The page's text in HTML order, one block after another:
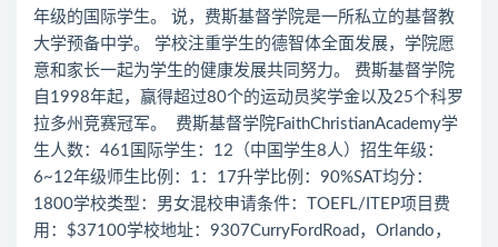
年级的国际学生。 说，费斯基督学院是一所私立的基督教
大学预备中学。 学校注重学生的德智体全面发展，学院愿
意和家长一起为学生的健康发展共同努力。 费斯基督学院
自1998年起，赢得超过80个的运动员奖学金以及25个科罗
拉多州竞赛冠军。 费斯基督学院FaithChristianAcademy学
生人数：461国际学生：12（中国学生8人）招生年级：
6~12年级师生比例：1：17升学比例：90%SAT均分：
1800学校类型：男女混校申请条件：TOEFL/ITEP项目费
用：$37100学校地址：9307CurryFordRoad，Orlando，